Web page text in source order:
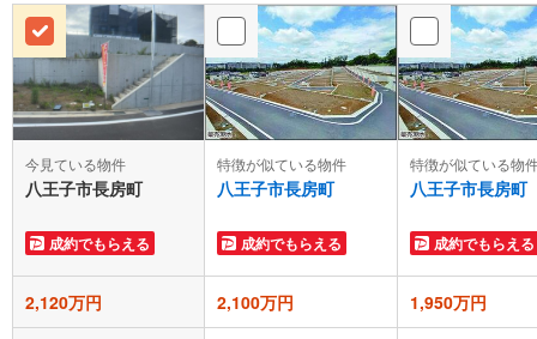
今見ている物件
八王子市長房町
成約でもらえる
特徴が似ている物件
八王子市長房町
成約でもらえる
特徴が似ている物
八王子市長房町
成約でもらえる
2,120万円 2,100万円 1,950万円